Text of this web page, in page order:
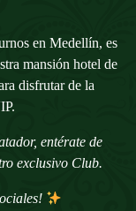
en Medellín, es
mansión hotel de
disfrutar de la
entérate de
exclusivo Club.